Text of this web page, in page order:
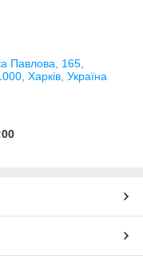
Павлова, 165,
Харків, Україна